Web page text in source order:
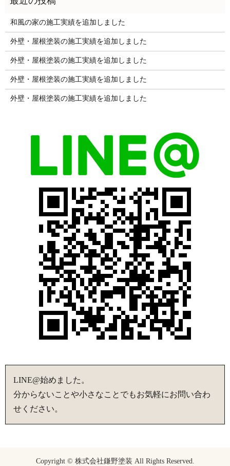
和風の家の施工実績を追加しました
外壁・屋根塗装の施工実績を追加しました
外壁・屋根塗装の施工実績を追加しました
外壁・屋根塗装の施工実績を追加しました
外壁・屋根塗装の施工実績を追加しました
LINE@始めました。
分からないことや小さなことでもお気軽にお問い合わ
せください。
Copyright © 株式会社鎌野塗装 All Rights Reserved.